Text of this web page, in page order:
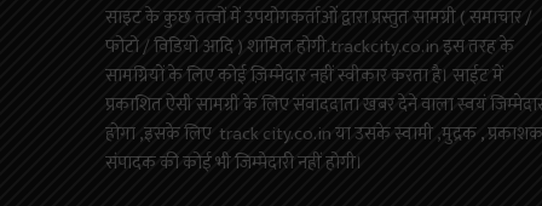
साइट के कुछ तत्वों में उपयोगकर्ताओं द्वारा प्रस्तुत सामग्री ( समाचार /
फोटो / विडियो आदि ) शामिल होगी.trackcity.co.in इस तरह के
सामग्रियों के लिए कोई ज़िम्मेदार नहीं स्वीकार करता है। साईट में
प्रकाशित ऐसी सामग्री के लिए संवाददाता खबर देने वाला स्वयं
होगा ,इसके लिए track city.co.in या उसके स्वामी ,मुद्रक , प्रकाशक
संपादक की कोई भी जिम्मेदारी नहीं होगी।